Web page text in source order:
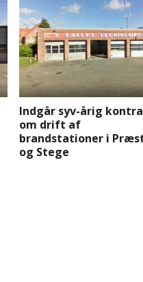
Indgår syv-årig
om drift af
brandstationer i
og Stege